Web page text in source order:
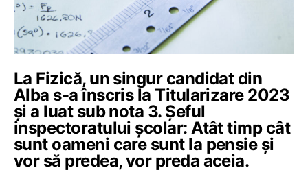
La Fizică, un singur candidat din
Alba s-a înscris la Titularizare 2023
și a luat sub nota 3. Șeful
inspectoratului școlar: Atât timp cât
sunt oameni care sunt la pensie și
vor să predea, vor preda aceia.